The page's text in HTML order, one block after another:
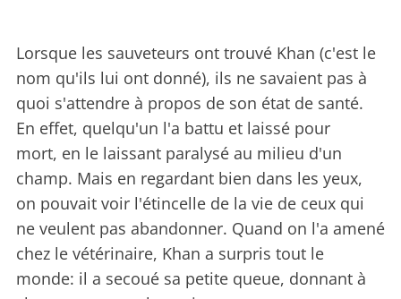
Lorsque les sauveteurs ont trouvé Khan (c'est le
nom qu'ils lui ont donné), ils ne savaient pas à
quoi s'attendre à propos de son état de santé.
En effet, quelqu'un l'a battu et laissé pour
mort, en le laissant paralysé au milieu d'un
champ. Mais en regardant bien dans les yeux,
on pouvait voir l'étincelle de la vie de ceux qui
ne veulent pas abandonner. Quand on l'a amené
chez le vétérinaire, Khan a surpris tout le
monde: il a secoué sa petite queue, donnant à